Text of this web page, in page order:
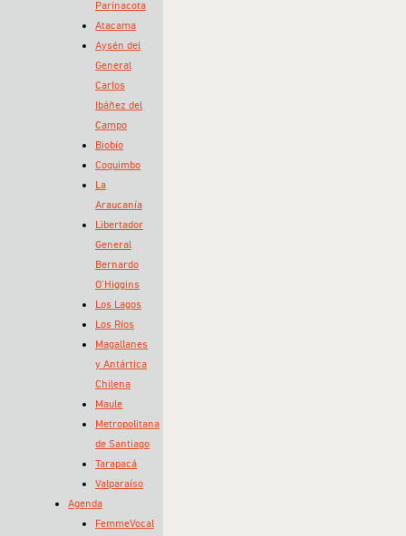
Parinacota
Atacama
Aysén del
General
Carlos
Ibáñez del
Campo
Biobío
Coquimbo
La
Araucanía
Libertador
General
Bernardo
O’Higgins
Los Lagos
Los Ríos
Magallanes
y Antártica
Chilena
Maule
Metropolitana
de Santiago
Tarapacá
Valparaíso
Agenda
FemmeVocal